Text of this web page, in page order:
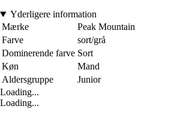
Yderligere information
Mærke
Peak Mountain
Farve
sort/grå
Dominerende farve Sort
Køn
Mand
Aldersgruppe
Junior
Loading...
Loading...